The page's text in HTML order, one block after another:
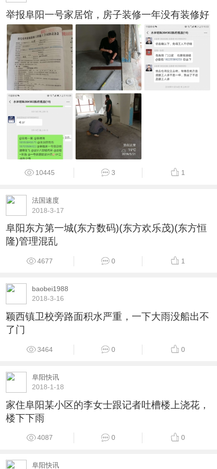
举报阜阳一号家居馆，房子装修一年没有装修好
10445 3 1
法国速度
2018-3-17
阜阳东方第一城(东方数码)(东方欢乐茂)(东方恒
隆)管理混乱
4677 0 1
baobei1988
2018-3-16
颖西镇卫校旁路面积水严重，一下大雨没船出不
了门
3464 0 0
阜阳快讯
2018-1-18
家住阜阳某小区的李女士跟记者吐槽楼上浇花，
楼下下雨
4087 0 0
阜阳快讯